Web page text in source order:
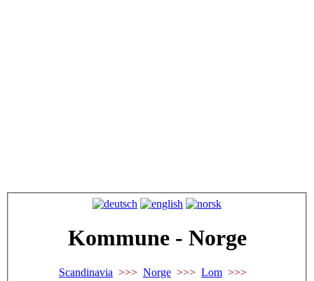
Kommune - Norge
Scandinavia >>> Norge >>> Lom